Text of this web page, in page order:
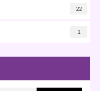
22
1